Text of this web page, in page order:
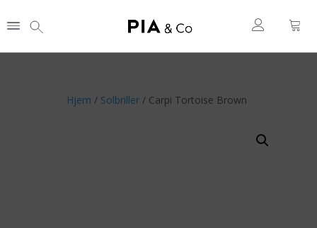
Hjem / Solbriller / Carpi Tortoise Brown